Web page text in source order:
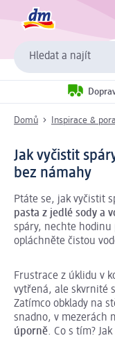
Hledat a najít
Domů Inspirace &
Jak vyčistit
bez námahy
Ptáte se, jak vyčistit
pasta z jedlé sody a
spáry, nechte hodinu
opláchněte čistou
Frustrace z úklidu v
vytřená, ale skvrnité
Zatímco obklady na
snadno, v mezerách
úporně. Co s tím?